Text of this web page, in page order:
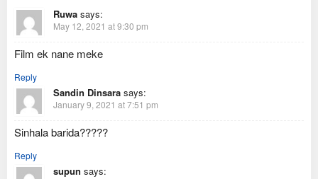
Ruwa says:
May 12, 2021 at 9:30 pm
Film ek nane meke
Reply
Sandin Dinsara says:
January 9, 2021 at 7:51 pm
Sinhala barida?????
Reply
supun says: